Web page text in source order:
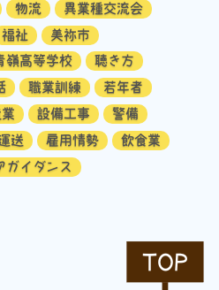
物流
異業種交流会
福祉
美祢市
嶺高等学校
聴き方
職業訓練
若年者
設備工事
警備
送 雇用情勢
飲食業
ガイダンス
TOP